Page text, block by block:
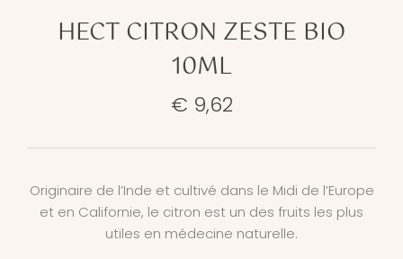
HECT CITRON ZESTE BIO
10ML
€ 9,62
Originaire de l’Inde et cultivé dans le Midi de l’Europe
et en Californie, le citron est un des fruits les plus
utiles en médecine naturelle.